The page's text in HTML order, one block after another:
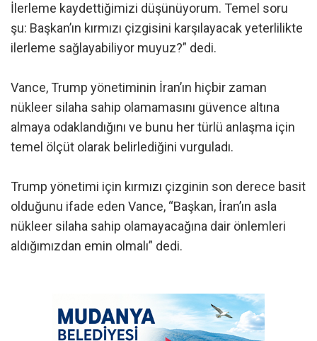
İlerleme kaydettiğimizi düşünüyorum. Temel soru
şu: Başkan’ın kırmızı çizgisini karşılayacak yeterlilikte
ilerleme sağlayabiliyor muyuz?” dedi.
Vance, Trump yönetiminin İran’ın hiçbir zaman
nükleer silaha sahip olamamasını güvence altına
almaya odaklandığını ve bunu her türlü anlaşma için
temel ölçüt olarak belirlediğini vurguladı.
Trump yönetimi için kırmızı çizginin son derece basit
olduğunu ifade eden Vance, “Başkan, İran’ın asla
nükleer silaha sahip olamayacağına dair önlemleri
aldığımızdan emin olmalı” dedi.